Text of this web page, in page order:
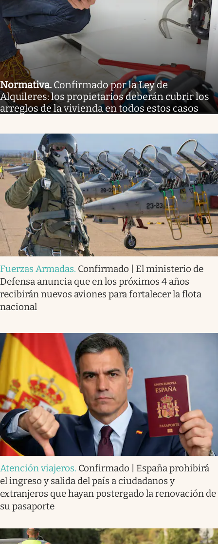
Normativa. Confirmado por la Ley de
Alquileres: los propietarios deberán cubrir los
arreglos de la vivienda en todos estos casos
Fuerzas Armadas. Confirmado | El ministerio de
Defensa anuncia que en los próximos 4 años
recibirán nuevos aviones para fortalecer la flota
nacional
Atención viajeros. Confirmado | España prohibirá
el ingreso y salida del país a ciudadanos y
extranjeros que hayan postergado la renovación de
su pasaporte